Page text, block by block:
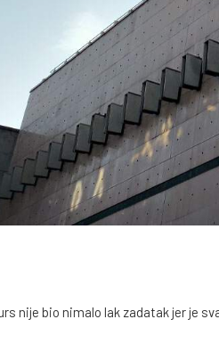
nije bio nimalo lak zadatak jer je